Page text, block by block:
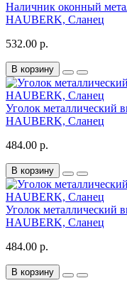
Наличник оконный
HAUBERK, Сланец
532.00 р.
В корзину
Уголок
HAUBERK, Сланец
484.00 р.
В корзину
Уголок
HAUBERK, Сланец
484.00 р.
В корзину